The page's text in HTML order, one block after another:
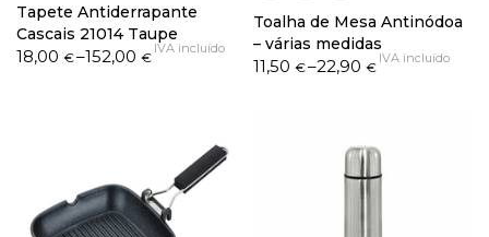
Tapete Antiderrapante
Cascais 21014 Taupe
18,00 €–152,00€
Price
IVA incluído
Toalha de Mesa Antinódoa
– várias medidas
11,50 €–22,90 €
Price
IVA incluído